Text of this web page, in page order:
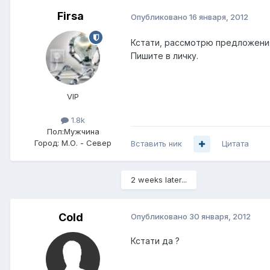
Firsa
VIP
1.8k
Пол:Мужчина
Город: М.О. - Север
Опубликовано 16 января, 2012
Кстати, рассмотрю
Пишите в личку.
Вставить ник Цитата
2 weeks later...
Cold Опубликовано 30 января, 2012
Кстати да ?